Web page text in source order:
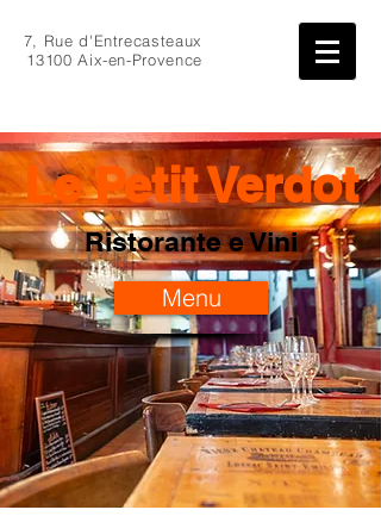
7, Rue d'Entrecasteaux
13100 Aix-en-Provence
Le Petit Verdot
Ristorante e Vini
Menu